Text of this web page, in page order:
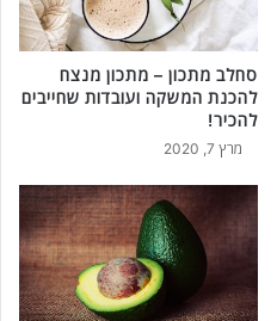
סחלב מתכון – מתכון מנצח
להכנת המשקה ועובדות שחייבים
להכיר!
מרץ 7, 2020